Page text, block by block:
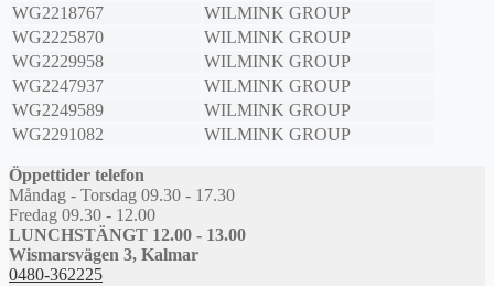
WG2218767
WILMINK GROUP
WG2225870
WILMINK GROUP
WG2229958
WILMINK GROUP
WG2247937
WILMINK GROUP
WG2249589
WILMINK GROUP
WG2291082
WILMINK GROUP
Öppettider telefon
Måndag - Torsdag 09.30 - 17.30
Fredag 09.30 - 12.00
LUNCHSTÄNGT 12.00 - 13.00
Wismarsvägen 3, Kalmar
0480-362225